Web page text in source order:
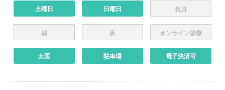
土曜日 日曜日 祝日
朝 夜 オンライン診療
女医 駐車場 電子決済可